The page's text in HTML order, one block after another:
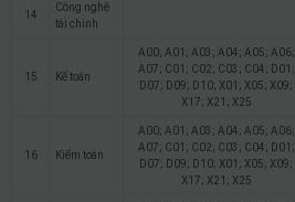
14
Công nghệ
tài chính
15 Kế toán
A00; A01; A03; A04; A05; A06;
A07; C01; C02; C03; C04; D01;
D07; D09; D10; X01; X05; X09;
X17; X21; X25
16 Kiểm toán
A00; A01; A03; A04; A05; A06;
A07; C01; C02; C03; C04; D01;
D07; D09; D10; X01; X05; X09;
X17; X21; X25